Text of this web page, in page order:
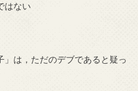
はない
は，ただのデブであると疑っ